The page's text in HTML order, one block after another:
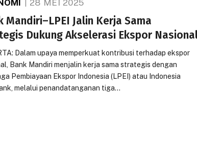
28 MEI 2025
Mandiri–LPEI Jalin Kerja Sama
Dukung Akselerasi Ekspor
Dalam upaya memperkuat kontribusi terhadap ekspor
Bank Mandiri menjalin kerja sama strategis dengan
Pembiayaan Ekspor Indonesia (LPEI) atau Indonesia
melalui penandatanganan tiga…